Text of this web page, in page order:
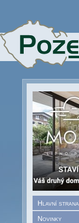
Hlavní strana
Novinky